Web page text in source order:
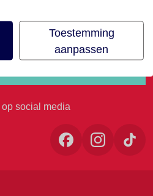
social media
Toestemming
aanpassen